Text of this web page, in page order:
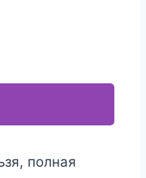
полная